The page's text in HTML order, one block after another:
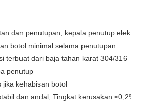
dan penutupan, kepala penutup
botol minimal selama penutupan.
terbuat dari baja tahan karat 304/316
penutup
jika kehabisan botol
dan andal, Tingkat kerusakan ≤0,2%